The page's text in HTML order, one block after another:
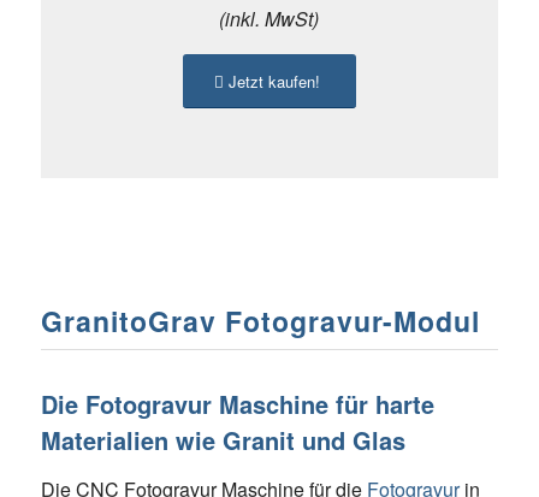
(inkl. MwSt)
Jetzt kaufen!
GranitoGrav Fotogravur-Modul
Die Fotogravur Maschine für harte
Materialien wie Granit und Glas
Die CNC Fotogravur Maschine für die Fotogravurin